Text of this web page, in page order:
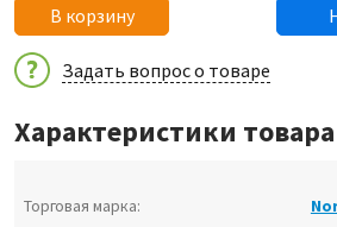
В корзину
Задать вопрос о товаре
Характеристики товара
Торговая марка: